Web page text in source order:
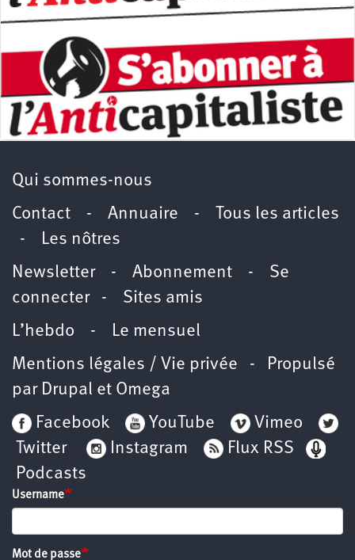
Qui sommes-nous
Contact - Annuaire -
Tous les articles
- Les nôtres
Newsletter- Abonnement - Se
connecter- Sites amis
L’hebdo - Le mensuel
Mentions légales / Vie privée - Propulsé
par Drupal et Omega
Facebook
YouTube
Vimeo
Twitter
Instagram
Flux RSS
Podcasts
Username
Mot de passe